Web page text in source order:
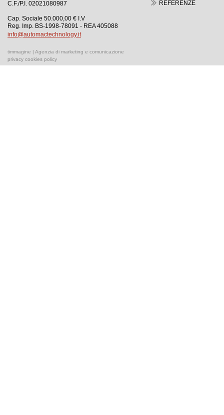
C.F./P.I. 02021080987
Cap. Sociale 50.000,00 € I.V
Reg. Imp. BS-1998-78091 - REA 405088
info@automactechnology.it
timmagine | Agenzia di marketing e comunicazione
privacy cookies policy
REFERENZE